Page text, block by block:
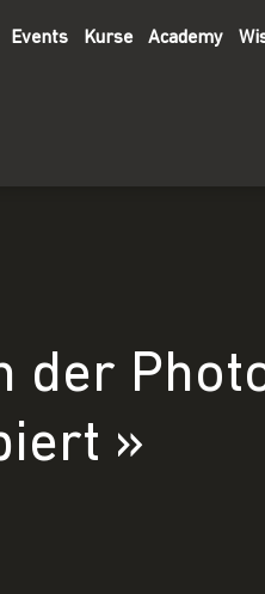
Events Kurse Academy
der
»